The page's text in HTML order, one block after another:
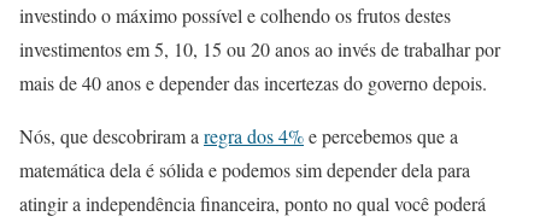
investindo o máximo possível e colhendo os frutos destes
investimentos em 5, 10, 15 ou 20 anos ao invés de trabalhar por
mais de 40 anos e depender das incertezas do governo depois.
Nós, que descobriram a regra dos 4%e percebemos que a
matemática dela é sólida e podemos sim depender dela para
atingir a independência financeira, ponto no qual você poderá